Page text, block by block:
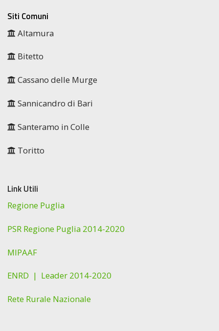
Siti Comuni
Altamura
Bitetto
Cassano delle Murge
Sannicandro di Bari
Santeramo in Colle
Toritto
Link Utili
Regione Puglia
PSR Regione Puglia 2014-2020
MIPAAF
ENRD | Leader 2014-2020
Rete Rurale Nazionale